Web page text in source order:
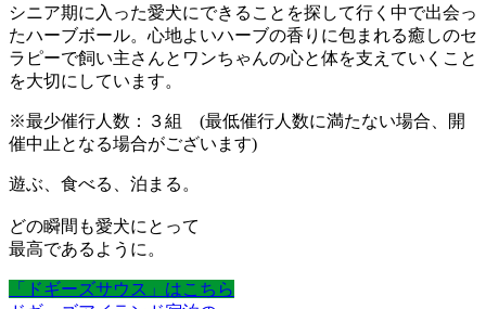
シニア期に入った愛犬にできることを探して行く中で出会っ
たハーブボール。心地よいハーブの香りに包まれる癒しのセ
ラピーで飼い主さんとワンちゃんの心と体を支えていくこと
を大切にしています。
※最少催行人数：３組 (最低催行人数に満たない場合、開
催中止となる場合がございます)
遊ぶ、食べる、泊まる。
どの瞬間も愛犬にとって
最高であるように。
「ドギーズサウス」はこちら